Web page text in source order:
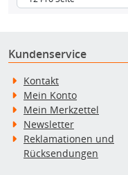
Kundenservice
Kontakt
Mein Konto
Mein Merkzettel
Newsletter
Reklamationen und
Rücksendungen